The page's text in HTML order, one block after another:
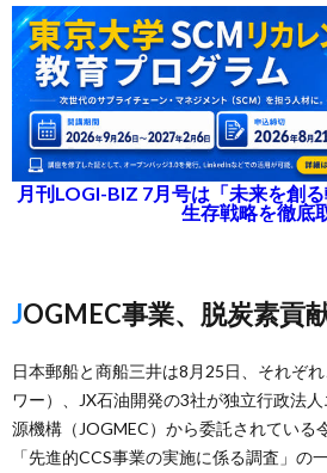
月刊LOGI-BIZ 7月号は「未来を創
生存戦略を徹底
JOGMEC事業、脱炭素貢
日本郵船と商船三井は8月25日、それぞ
ワー）、JX石油開発の3社が独立行政法
源機構（JOGMEC）から委託されている
「先進的CCS事業の実施に係る調査」の